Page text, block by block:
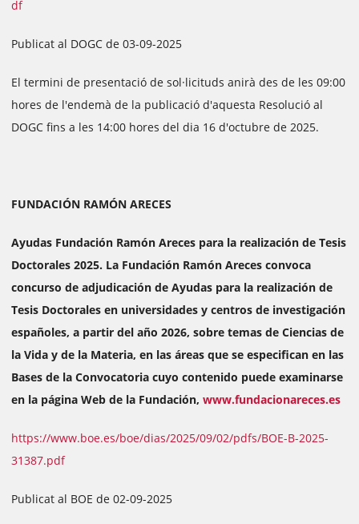
df
Publicat al DOGC de 03-09-2025
El termini de presentació de sol·licituds anirà des de les 09:00
hores de l'endemà de la publicació d'aquesta Resolució al
DOGC fins a les 14:00 hores del dia 16 d'octubre de 2025.
FUNDACIÓN RAMÓN ARECES
Ayudas Fundación Ramón Areces para la realización de Tesis
Doctorales 2025. La Fundación Ramón Areces convoca
concurso de adjudicación de Ayudas para la realización de
Tesis Doctorales en universidades y centros de investigación
españoles, a partir del año 2026, sobre temas de Ciencias de
la Vida y de la Materia, en las áreas que se especifican en las
Bases de la Convocatoria cuyo contenido puede examinarse
en la página Web de la Fundación, www.fundacionareces.es
https://www.boe.es/boe/dias/2025/09/02/pdfs/BOE-B-2025-
31387.pdf
Publicat al BOE de 02-09-2025